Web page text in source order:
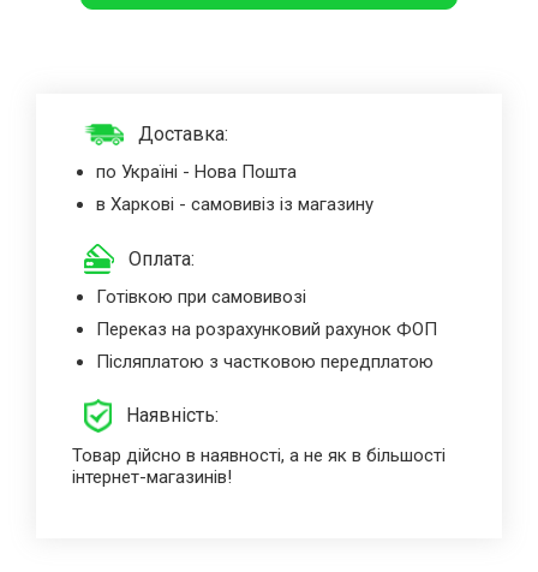
Доставка:
по Україні - Нова Пошта
в Харкові - самовивіз із магазину
Оплата:
Готівкою при самовивозі
Переказ на розрахунковий рахунок ФОП
Післяплатою з частковою передплатою
Наявність:
Товар дійсно в наявності, а не як в більшості
інтернет-магазинів!